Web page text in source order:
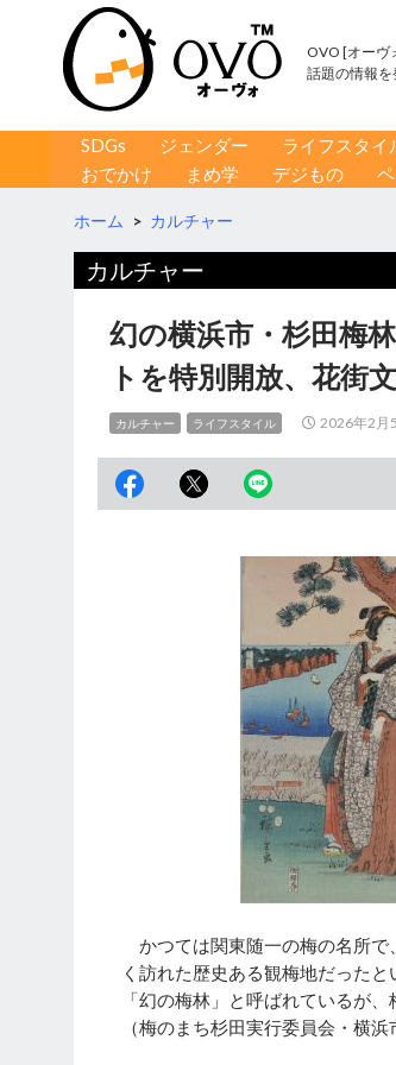
OVO [オーヴ
話題の情報を
コンテンツへ移動
SDGs ジェンダー ライフスタイ
おでかけ
まめ学 デジもの
ホーム > カルチャー
カルチャー
幻の横浜市・杉田梅
トを特別開放、花街
カルチャー ライフスタイル 2026年2月
かつては関東随一の梅の名所で
く訪れた歴史ある観梅地だった
「幻の梅林」と呼ばれているが
（梅のまち杉田実行委員会・横浜